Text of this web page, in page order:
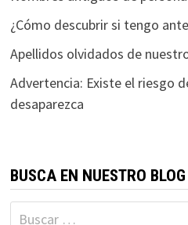
¿Cómo descubrir si tengo
Apellidos olvidados de
Advertencia: Existe el riesgo
desaparezca
BUSCA EN NUESTRO BLOG